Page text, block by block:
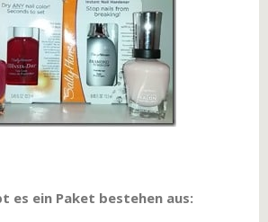
es ein Paket bestehen aus: